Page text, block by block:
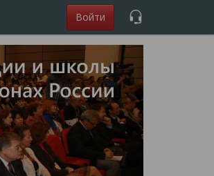
Войти